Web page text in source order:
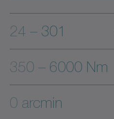
24 – 301
350 – 6000 Nm
0 arcmin